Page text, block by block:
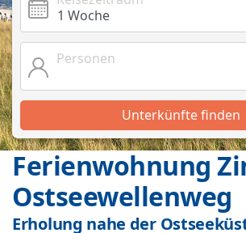
Personen
Unterkünfte finden
Ferienwohnung
Ostseewellenweg
Erholung nahe der